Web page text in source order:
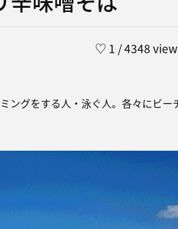
♡ 1 / 4348
ングをする人・泳ぐ人。各々にビー